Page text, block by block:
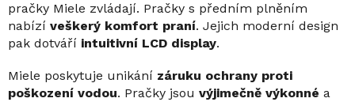
pračky Miele zvládají. Pračky s předním plněním
nabízí veškerý komfort praní. Jejich moderní design
pak dotváří intuitivní LCD display.
Miele poskytuje unikání záruku ochrany proti
poškození vodou. Pračky jsou výjimečně výkonné a